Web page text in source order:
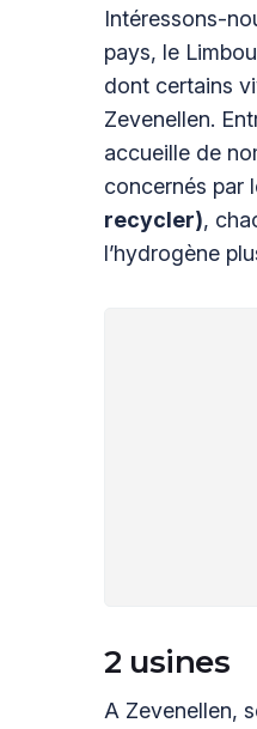
Intéressons-
pays, le
dont certains
Zevenellen.
accueille de
concernés par
recycler),
l’hydrogène
2 usines
A Zevenellen,